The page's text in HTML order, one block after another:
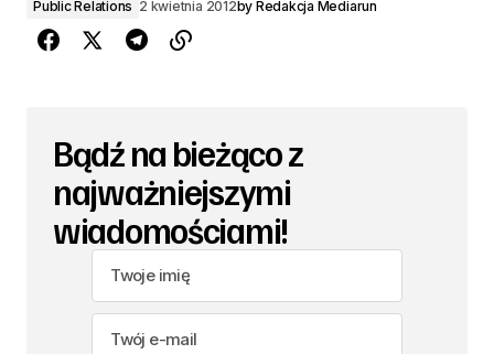
Public Relations 2 kwietnia 2012by Redakcja Mediarun
Bądź na bieżąco z
najważniejszymi
wiadomościami!